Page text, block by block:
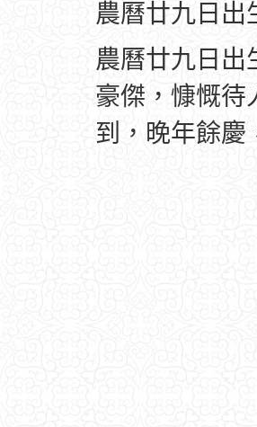
農曆廿九日出
農曆廿九日出
豪傑，慷慨待
到，晚年餘慶